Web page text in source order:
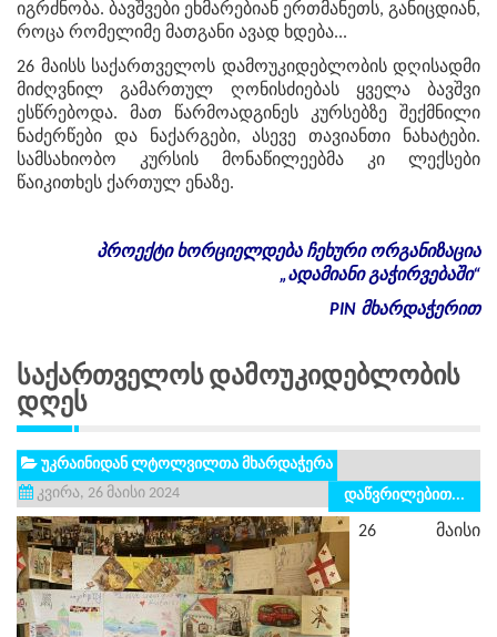
იგრძნობა. ბავშვები ეხმარებიან ერთმანეთს, განიცდიან,
როცა რომელიმე მათგანი ავად ხდება...
26 მაისს საქართველოს დამოუკიდებლობის დღისადმი
მიძღვნილ გამართულ ღონისძიებას ყველა ბავშვი
ესწრებოდა. მათ წარმოადგინეს კურსებზე შექმნილი
ნაძერწები და ნაქარგები, ასევე თავიანთი ნახატები.
სამსახიობო კურსის მონაწილეებმა კი ლექსები
წაიკითხეს ქართულ ენაზე.
პროექტი ხორციელდება ჩეხური ორგანიზაცია
„ადამიანი გაჭირვებაში“
PIN მხარდაჭერით
Საქართველოს Დამოუკიდებლობის
Დღეს
უკრაინიდან ლტოლვილთა მხარდაჭერა
კვირა, 26 მაისი 2024
დაწვრილებით...
26 მაისი